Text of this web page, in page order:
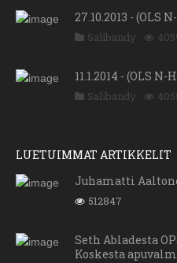
27.10.2013 - (OLS
Salibandy
11.1.2014 - (OLS N-
Salibandy
LUETUIMMAT ARTIKKELIT
Juhamatti
512847
Seth Abladesta
Koskesta